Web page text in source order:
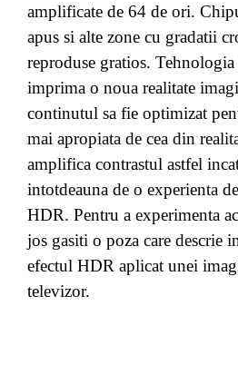
amplificate de 64 de ori.
apus si alte zone cu gradatii
reproduse gratios. Tehnologia
imprima o noua realitate
continutul sa fie optimizat
mai apropiata de cea din
amplifica contrastul astfel
intotdeauna de o experienta
HDR. Pentru a experimenta
jos gasiti o poza care descrie
efectul HDR aplicat unei
televizor.